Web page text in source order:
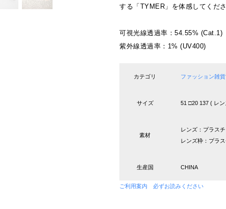
する「TYMER」を体感してくださ
可視光線透過率：54.55% (Cat.1)
紫外線透過率：1% (UV400)
カテゴリ ファッション雑貨
サイズ 51 □20 137 ( レ
素材
レンズ：プラスチ
レンズ枠：プラ
生産国 CHINA
ご利用案内 必ずお読みください